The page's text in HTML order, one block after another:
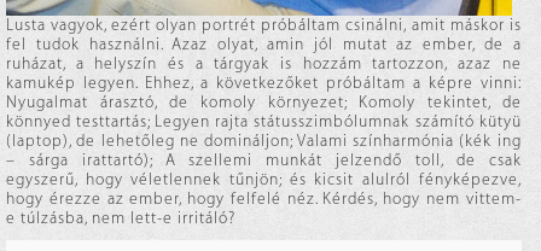
Lusta vagyok, ezért olyan portrét próbáltam csinálni, amit máskor is
fel tudok használni. Azaz olyat, amin jól mutat az ember, de a
ruházat, a helyszín és a tárgyak is hozzám tartozzon, azaz ne
kamukép legyen. Ehhez, a következőket próbáltam a képre vinni:
Nyugalmat árasztó, de komoly környezet; Komoly tekintet, de
könnyed testtartás; Legyen rajta státusszimbólumnak számító kütyü
(laptop), de lehetőleg ne domináljon; Valami színharmónia (kék ing
– sárga irattartó); A szellemi munkát jelzendő toll, de csak
egyszerű, hogy véletlennek tűnjön; és kicsit alulról fényképezve,
hogy érezze az ember, hogy felfelé néz. Kérdés, hogy nem vittem-
e túlzásba, nem lett-e irritáló?